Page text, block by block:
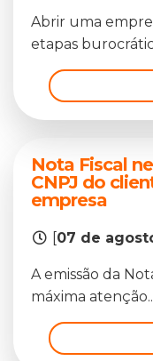
Abrir uma
etapas
Nota Fiscal
CNPJ do
empresa
07 de
A emissão da
máxima